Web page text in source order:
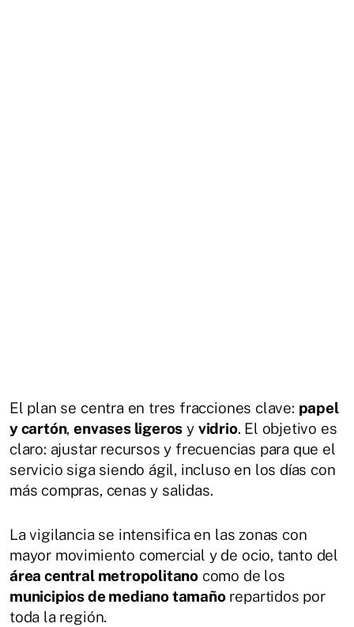
El plan se centra en tres fracciones clave: papel
y cartón,envases ligeros y vidrio. El objetivo es
claro: ajustar recursos y frecuencias para que el
servicio siga siendo ágil, incluso en los días con
más compras, cenas y salidas.
La vigilancia se intensifica en las zonas con
mayor movimiento comercial y de ocio, tanto del
área central metropolitano como de los
municipios de mediano tamañorepartidos por
toda la región.